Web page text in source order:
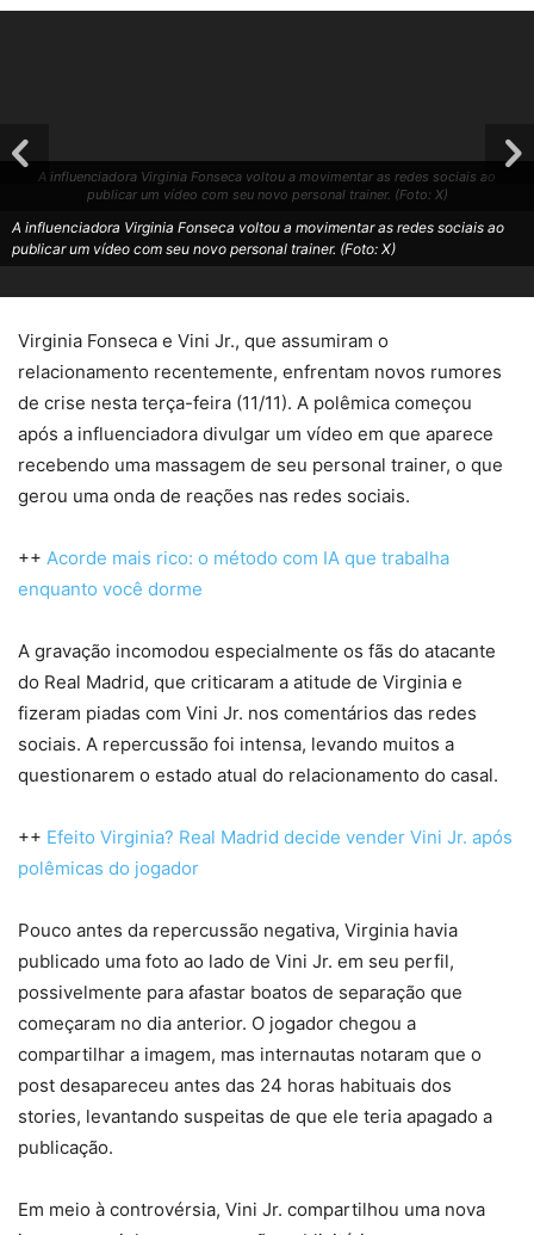
A influenciadora Virginia Fonseca voltou a movimentar as redes sociais ao
publicar um vídeo com seu novo personal trainer. (Foto: X)
A influenciadora Virginia Fonseca voltou a movimentar as redes sociais ao
publicar um vídeo com seu novo personal trainer. (Foto: X)
Virginia Fonseca e Vini Jr., que assumiram o
relacionamento recentemente, enfrentam novos rumores
de crise nesta terça-feira (11/11). A polêmica começou
após a influenciadora divulgar um vídeo em que aparece
recebendo uma massagem de seu personal trainer, o que
gerou uma onda de reações nas redes sociais.
++ Acorde mais rico: o método com IA que trabalha
enquanto você dorme
A gravação incomodou especialmente os fãs do atacante
do Real Madrid, que criticaram a atitude de Virginia e
fizeram piadas com Vini Jr. nos comentários das redes
sociais. A repercussão foi intensa, levando muitos a
questionarem o estado atual do relacionamento do casal.
++ Efeito Virginia? Real Madrid decide vender Vini Jr. após
polêmicas do jogador
Pouco antes da repercussão negativa, Virginia havia
publicado uma foto ao lado de Vini Jr. em seu perfil,
possivelmente para afastar boatos de separação que
começaram no dia anterior. O jogador chegou a
compartilhar a imagem, mas internautas notaram que o
post desapareceu antes das 24 horas habituais dos
stories, levantando suspeitas de que ele teria apagado a
publicação.
Em meio à controvérsia, Vini Jr. compartilhou uma nova